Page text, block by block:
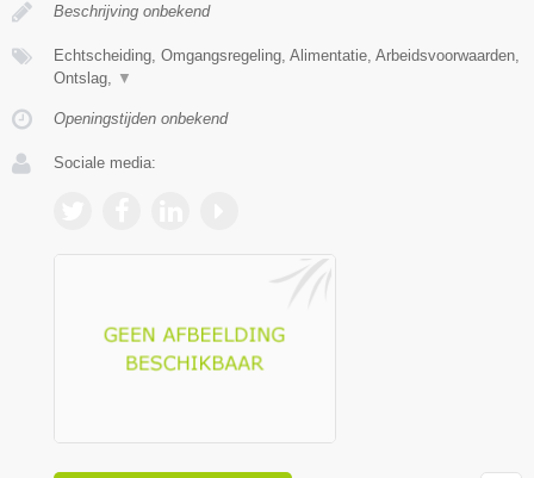
Beschrijving onbekend
Echtscheiding, Omgangsregeling, Alimentatie, Arbeidsvoorwaarden,
Ontslag, ▼
Openingstijden onbekend
Sociale media: